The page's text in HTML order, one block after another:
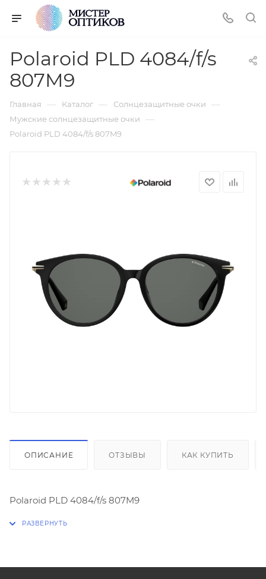
Polaroid PLD 4084/f/s
807M9
Главная — Каталог — Солнцезащитные очки —
Мужские солнцезащитные очки —
Polaroid PLD 4084/f/s 807M9
ОПИСАНИЕ ОТЗЫВЫ КАК КУПИТЬ
Polaroid PLD 4084/f/s 807M9